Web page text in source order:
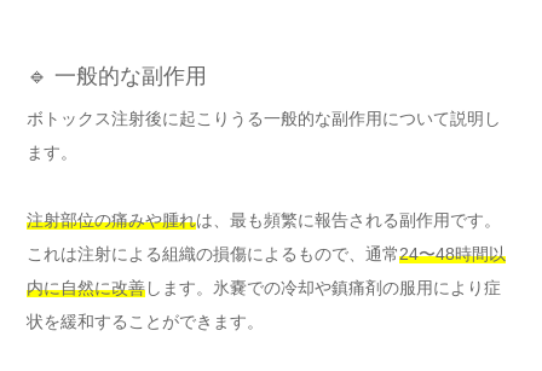
🔹 一般的な副作用
ボトックス注射後に起こりうる一般的な副作用について説明し
ます。
注射部位の痛みや腫れは、最も頻繁に報告される副作用です。
これは注射による組織の損傷によるもので、通常24〜48時間以
内に自然に改善します。氷嚢での冷却や鎮痛剤の服用により症
状を緩和することができます。